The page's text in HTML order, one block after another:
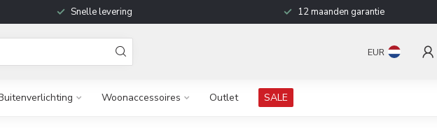
Snelle levering 12 maanden garantie
EUR
Woonaccessoires Outlet SALE